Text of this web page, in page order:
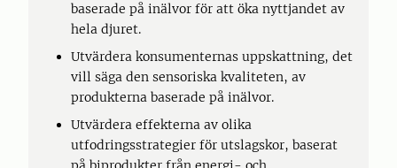
baserade på inälvor för att öka nyttjandet av
hela djuret.
Utvärdera konsumenternas uppskattning, det
vill säga den sensoriska kvaliteten, av
produkterna baserade på inälvor.
Utvärdera effekterna av olika
utfodringsstrategier för utslagskor, baserat